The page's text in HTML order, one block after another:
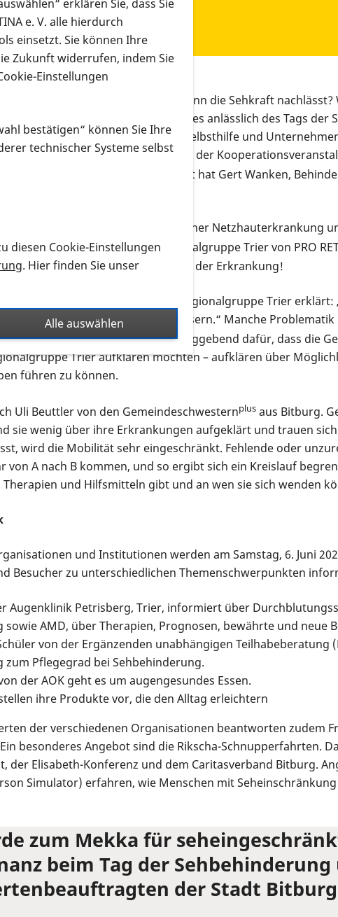
Wie gestaltet man sein Leben, wenn die Sehkraft
sind einige der Themen, um die es anlässlich des Tags
und Experten aus Medizin, Selbsthilfe und
im Haus der Jugend in Bitburg. Zu der
ein. Die Schirmherrschaft hat Gert Wanken,
in Deutschland leben mit einer Netzhauterkrankung
plusund die Regionalgruppe Trier von PRO
an Lebensqualität beraten – trotz der Erkrankung!
Leitungsteam der PRO RETINA Regionalgruppe Trier
vieler Betroffener deutlich verbessern.“ Manche
guten Netzwerk. Dies ist ausschlaggebend dafür, dass die
Trier aufklären möchten – aufklären über
führen zu können.
Uli Beuttler von den Gemeindeschwesternplus aus Bitburg.
sie wenig über ihre Erkrankungen aufgeklärt und trauen
wird die Mobilität sehr eingeschränkt. Fehlende oder
von A nach B kommen, und so ergibt sich ein Kreislauf
Therapien und Hilfsmitteln gibt und an wen sie sich wenden
und Institutionen werden am Samstag, 6. Juni
Besucher zu unterschiedlichen Themenschwerpunkten
Augenklinik Petrisberg, Trier, informiert über
sowie AMD, über Therapien, Prognosen, bewährte und neue
von der Ergänzenden unabhängigen Teilhabeberatung
zum Pflegegrad bei Sehbehinderung.
der AOK geht es um augengesundes Essen.
ihre Produkte vor, die den Alltag erleichtern
der verschiedenen Organisationen beantworten zudem
besonderes Angebot sind die Rikscha-Schnupperfahrten.
der Elisabeth-Konferenz und dem Caritasverband Bitburg.
Simulator) erfahren, wie Menschen mit
zum Mekka für
beim Tag der
der Stadt Bitburg
erklären Sie, dass Sie
e. V. alle hierdurch
einsetzt. Sie können Ihre
Zukunft widerrufen, indem Sie
Einstellungen
bestätigen“ können Sie Ihre
technischer Systeme selbst
diesen Cookie-Einstellungen
. Hier finden Sie unser
Alle auswählen